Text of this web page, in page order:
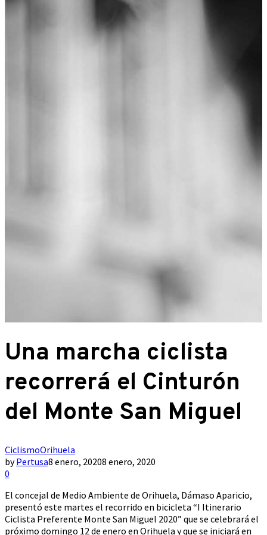
Una marcha ciclista
recorrerá el Cinturón
del Monte San Miguel
CiclismoOrihuela
byPertusa8 enero, 20208 enero, 2020
0
El concejal de Medio Ambiente de Orihuela, Dámaso Aparicio,
presentó este martes el recorrido en bicicleta “I Itinerario
Ciclista Preferente Monte San Miguel 2020” que se celebrará el
próximo domingo 12 de enero en Orihuela y que se iniciará en